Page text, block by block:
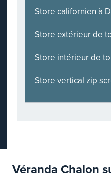
Store californien à
Store extérieur de
Store intérieur de
Store vertical zip
Véranda Chalon